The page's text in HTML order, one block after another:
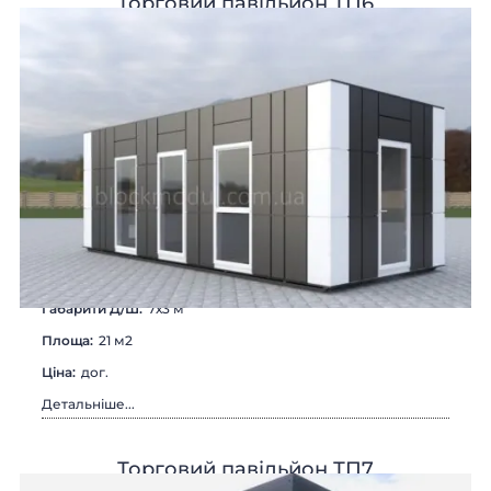
Габарити Д/Ш: 7х3 м
Площа: 21 м2
Цiна: дог.
Детальніше...
Торговий павільйон ТП7